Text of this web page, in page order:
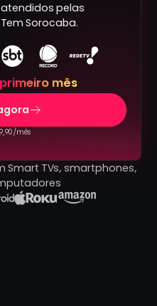
pelas
Tem Sorocaba.
mês
/mês
Smart TVs, smartphones,